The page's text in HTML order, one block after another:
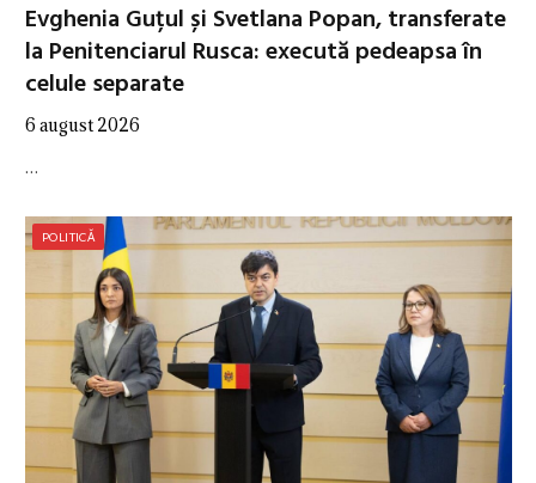
Evghenia Guțul și Svetlana Popan, transferate
la Penitenciarul Rusca: execută pedeapsa în
celule separate
6 august 2026
…
POLITICĂ